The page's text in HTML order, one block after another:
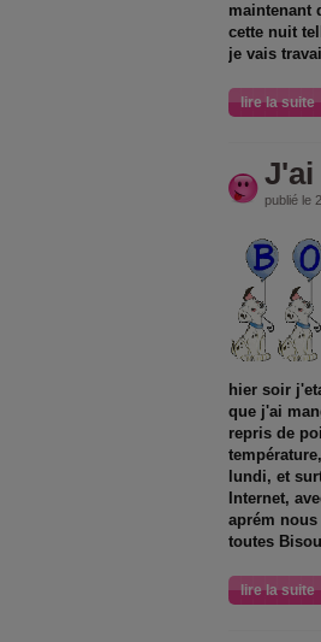
maintenant
cette nuit
je vais
lire la suite
J'ai
publié le
hier soir
que j'ai
repris de
lundi, et
Internet,
aprém
toutes
lire la suite